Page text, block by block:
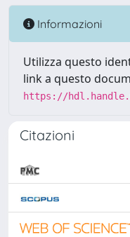
Informazioni
Utilizza questo
link a questo
https://
Citazioni